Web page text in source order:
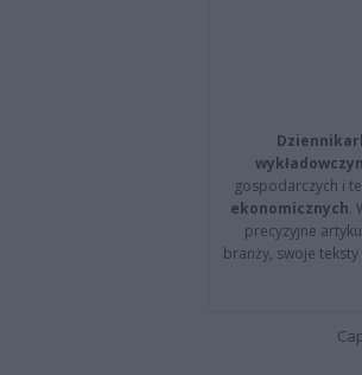
gospodarczych i
ekonomicznych.
precyzyjne
branży, swoje